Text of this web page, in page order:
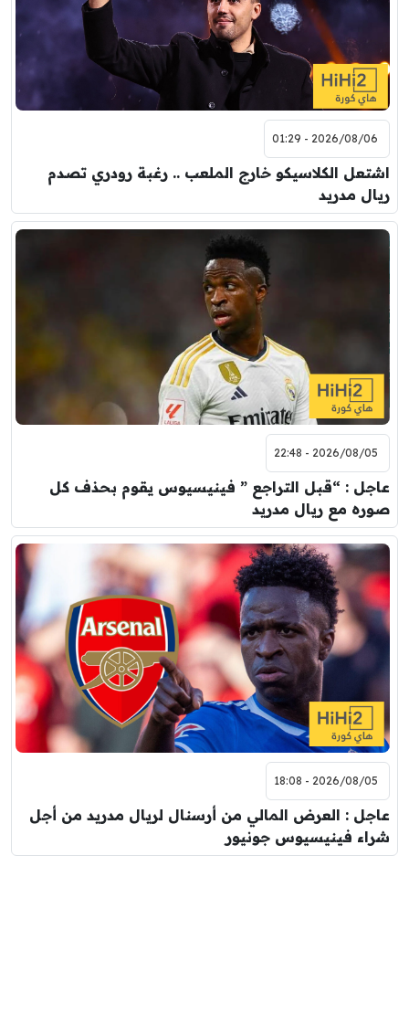
2026/08/06 - 01:29
اشتعل الكلاسيكو خارج الملعب .. رغبة رودري تصدم
ريال مدريد
2026/08/05 - 22:48
عاجل : “قبل التراجع ” فينيسيوس يقوم بحذف كل
صوره مع ريال مدريد
2026/08/05 - 18:08
عاجل : العرض المالي من أرسنال لريال مدريد من أجل
شراء فينيسيوس جونيور